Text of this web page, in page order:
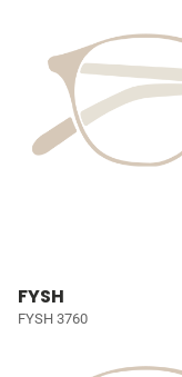
FYSH
FYSH 3760